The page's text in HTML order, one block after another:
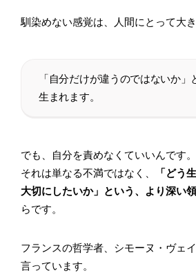
馴染めない感覚は、人間にとって大き
「自分だけが違うのではないか」
生まれます。
でも、自分を責めなくていいんです。
それは単なる不満ではなく、
「どう
大切にしたいか」という、より深い
らです。
フランスの哲学者、シモーヌ・ヴェ
言っています。